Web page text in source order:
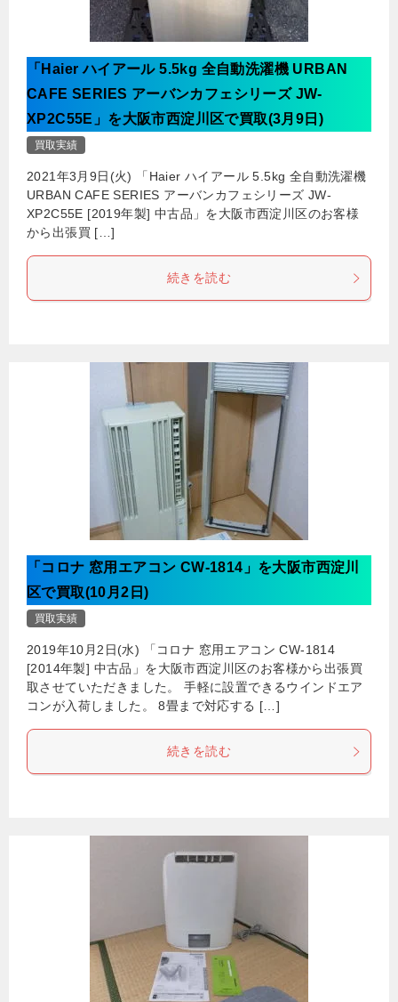
「Haier ハイアール 5.5kg 全自動洗濯機 URBAN
CAFE SERIES アーバンカフェシリーズ JW-
XP2C55E」を大阪市西淀川区で買取(3月9日)
買取実績
2021年3月9日(火) 「Haier ハイアール 5.5kg 全自動洗濯機
URBAN CAFE SERIES アーバンカフェシリーズ JW-
XP2C55E [2019年製] 中古品」を大阪市西淀川区のお客様
から出張買 […]
続きを読む
「コロナ 窓用エアコン CW-1814」を大阪市西淀川
区で買取(10月2日)
買取実績
2019年10月2日(水) 「コロナ 窓用エアコン CW-1814
[2014年製] 中古品」を大阪市西淀川区のお客様から出張買
取させていただきました。 手軽に設置できるウインドエア
コンが入荷しました。 8畳まで対応する […]
続きを読む